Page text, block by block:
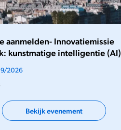
aanmelden- Innovatiemissie
kunstmatige intelligentie (AI)
2026
Bekijk evenement